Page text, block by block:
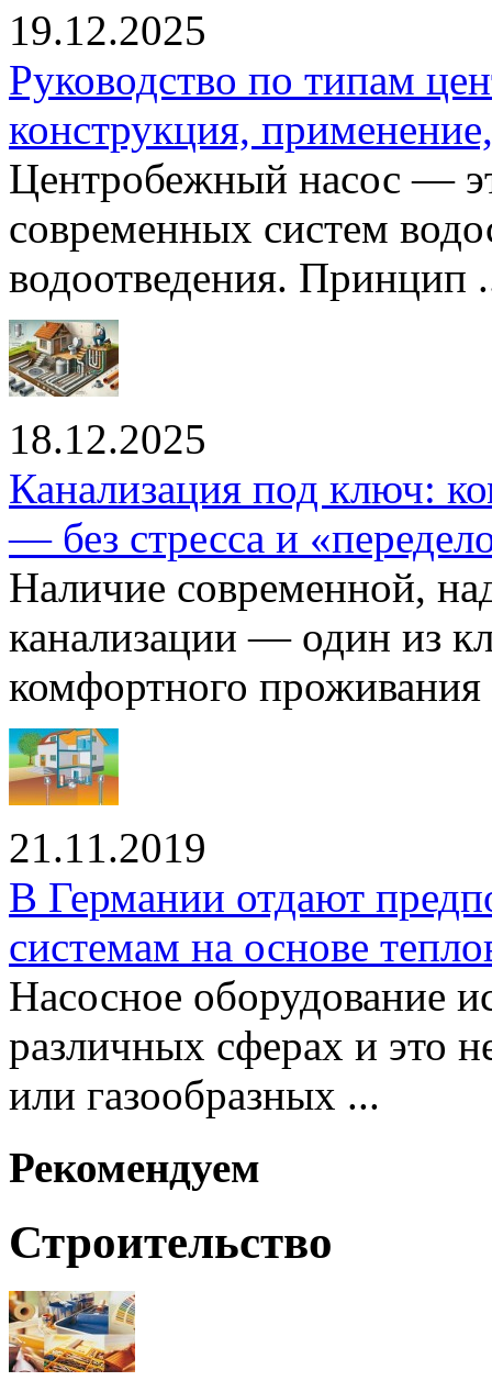
19.12.2025
Руководство по типам
конструкция,
Центробежный насос —
современных систем
водоотведения. Принцип
18.12.2025
Канализация под ключ:
— без стресса и
Наличие современной,
канализации — один из
комфортного проживания
21.11.2019
В Германии отдают
системам на основе
Насосное оборудование
различных сферах и это
или газообразных ...
Рекомендуем
Строительство